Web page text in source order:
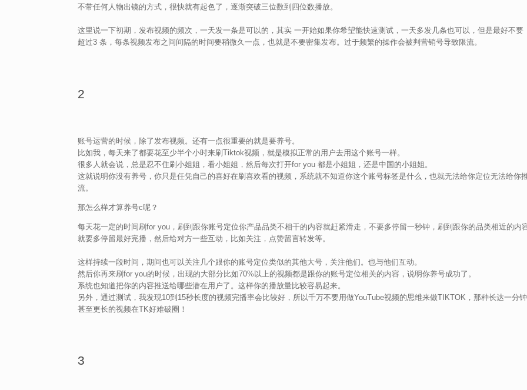
不带任何人物出镜的方式，很快就有起色了，逐渐突破三位数到四位数播放。
这里说一下初期，发布视频的频次，一天发一条是可以的，其实 一开始如果你希望能快速测试，一天多发几条也可以，但是最好不要
超过3 条，每条视频发布之间间隔的时间要稍微久一点，也就是不要密集发布。过于频繁的操作会被判营销号导致限流。
2
账号运营的时候，除了发布视频。还有一点很重要的就是要养号。
比如我，每天来了都要花至少半个小时来刷Tiktok视频，就是模拟正常的用户去用这个账号一样。
很多人就会说，总是忍不住刷小姐姐，看小姐姐，然后每次打开for you 都是小姐姐，还是中国的小姐姐。
这就说明你没有养号，你只是任凭自己的喜好在刷喜欢看的视频，系统就不知道你这个账号标签是什么，也就无法给你定位无法给你
流。
那怎么样才算养号c呢？
每天花一定的时间刷for you，刷到跟你账号定位你产品品类不相干的内容就赶紧滑走，不要多停留一秒钟，刷到跟你的品类相近的内
就要多停留最好完播，然后给对方一些互动，比如关注，点赞留言转发等。
这样持续一段时间，期间也可以关注几个跟你的账号定位类似的其他大号，关注他们。也与他们互动。
然后你再来刷for you的时候，出现的大部分比如70%以上的视频都是跟你的账号定位相关的内容，说明你养号成功了。
系统也知道把你的内容推送给哪些潜在用户了。这样你的播放量比较容易起来。
另外，通过测试，我发现10到15秒长度的视频完播率会比较好，所以千万不要用做YouTube视频的思维来做TIKTOK，那种长达一分钟
甚至更长的视频在TK好难破圈！
3